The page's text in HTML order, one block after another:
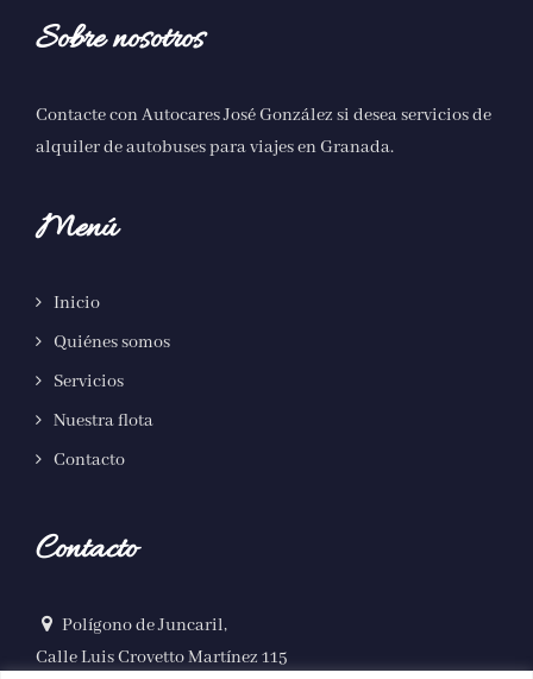
Sobre nosotros
Contacte con Autocares José González si desea servicios de
alquiler de autobuses para viajes en Granada.
Menú
Inicio
Quiénes somos
Servicios
Nuestra flota
Contacto
Contacto
Polígono de Juncaril,
Calle Luis Crovetto Martínez 115